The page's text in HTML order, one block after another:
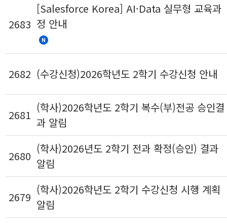
2683
[Salesforce Korea] AI·Data 실무형 교육과
정 안내
2682 (수강신청)2026학년도 2학기 수강신청 안내
2681
(학사)2026학년도 2학기 복수(부)전공 승인결
과 알림
2680
(학사)2026년도 2학기 전과 확정(승인) 결과
알림
2679
(학사)2026학년도 2학기 수강신청 시행 계획
알림